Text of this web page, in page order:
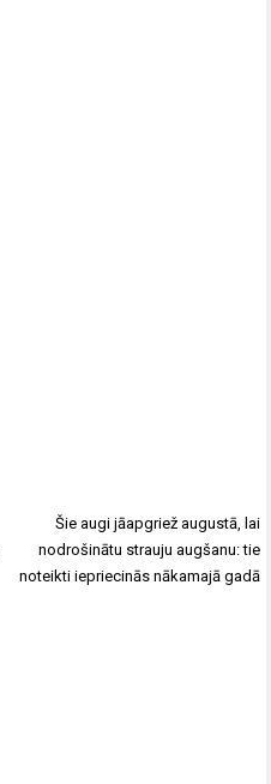
Šie augi jāapgriež augustā, lai
nodrošinātu strauju augšanu: tie
noteikti iepriecinās nākamajā gadā